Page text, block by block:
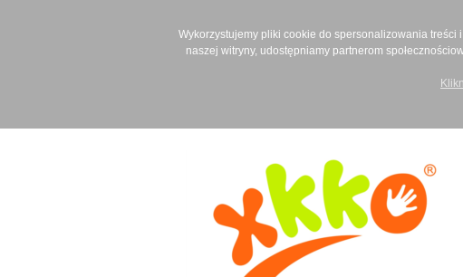
Wykorzystujemy pliki cookie do spersonalizowania treści
naszej witryny, udostępniamy partnerom